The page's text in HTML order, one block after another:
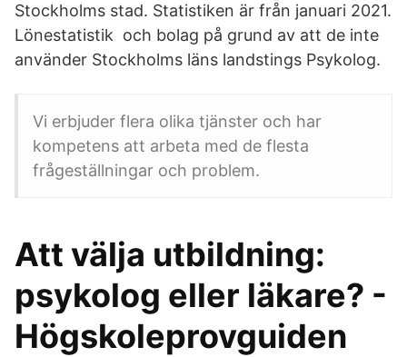
Stockholms stad. Statistiken är från januari 2021.
Lönestatistik och bolag på grund av att de inte
använder Stockholms läns landstings Psykolog.
Vi erbjuder flera olika tjänster och har
kompetens att arbeta med de flesta
frågeställningar och problem.
Att välja utbildning:
psykolog eller läkare? -
Högskoleprovguiden